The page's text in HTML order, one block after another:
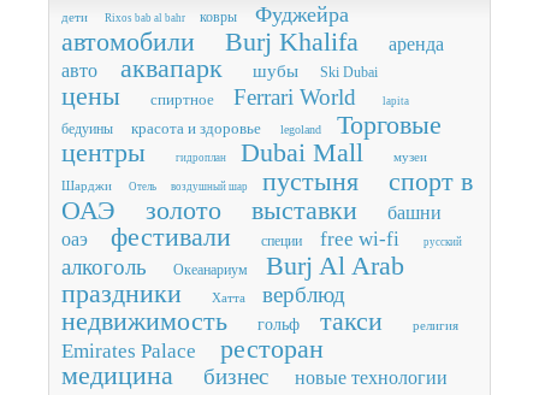
дети Rixos bab al bahr ковры Фуджейра
автомобили Burj Khalifa
аренда
авто
аквапарк шубы Ski Dubai
цены спиртное Ferrari World lapita
бедуины красота и здоровье legoland
Торговые
центры
гидроплан Dubai Mall
музеи
Шарджи
Отель воздушный шар пустыня
спорт в
ОАЭ
золото выставки
башни
оаэ
фестивали специи free wi-fi русский
алкоголь Океанариум
Burj Al Arab
праздники
Хатта верблюд
недвижимость гольф такси религия
Emirates Palace
ресторан
медицина
бизнес новые технологии